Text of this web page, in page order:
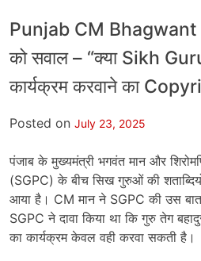
Punjab CM Bhagwant
को सवाल – “क्या Sikh
कार्यक्रम करवाने का
Posted on July 23, 2025
पंजाब के मुख्यमंत्री भगवंत मान और
(SGPC) के बीच सिख गुरुओं की
आया है। CM मान ने SGPC की उस
SGPC ने दावा किया था कि गुरु तेग
का कार्यक्रम केवल वही करवा सकती है।